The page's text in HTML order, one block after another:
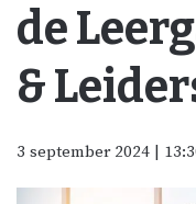
de
&
3 september 2024 |